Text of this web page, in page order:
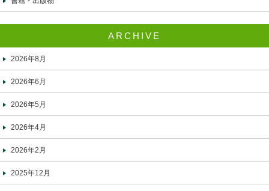
ARCHIVE
2026年8月
2026年6月
2026年5月
2026年4月
2026年2月
2025年12月